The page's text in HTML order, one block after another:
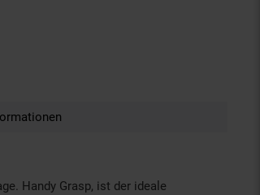
Handy Grasp, ist der ideale